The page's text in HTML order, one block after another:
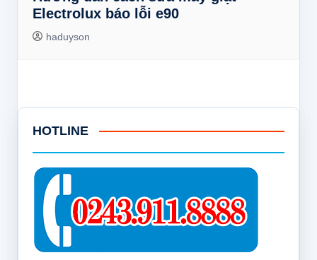
Electrolux báo lỗi e90
haduyson
HOTLINE